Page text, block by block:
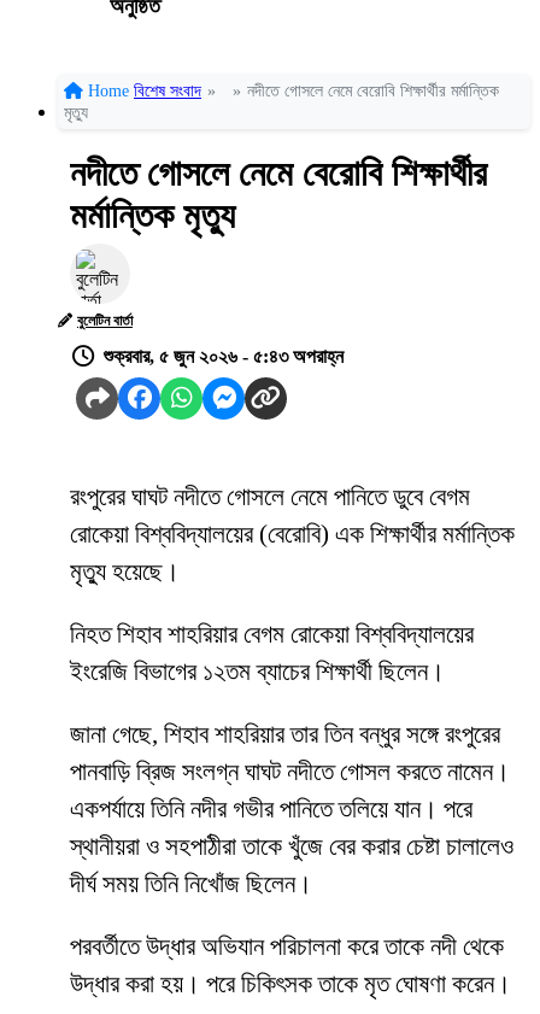
অনুষ্ঠিত
Home বিশেষ সংবাদ » » নদীতে গোসলে নেমে বেরোবি শিক্ষার্থীর মর্মান্তিক
মৃত্যু
নদীতে গোসলে নেমে বেরোবি শিক্ষার্থীর
মর্মান্তিক মৃত্যু
বুলেটিন বার্তা
শুক্রবার, ৫ জুন ২০২৬ - ৫:৪৩ অপরাহ্ন
রংপুরের ঘাঘট নদীতে গোসলে নেমে পানিতে ডুবে বেগম
রোকেয়া বিশ্ববিদ্যালয়ের (বেরোবি) এক শিক্ষার্থীর মর্মান্তিক
মৃত্যু হয়েছে।
নিহত শিহাব শাহরিয়ার বেগম রোকেয়া বিশ্ববিদ্যালয়ের
ইংরেজি বিভাগের ১২তম ব্যাচের শিক্ষার্থী ছিলেন।
জানা গেছে, শিহাব শাহরিয়ার তার তিন বন্ধুর সঙ্গে রংপুরের
পানবাড়ি ব্রিজ সংলগ্ন ঘাঘট নদীতে গোসল করতে নামেন।
একপর্যায়ে তিনি নদীর গভীর পানিতে তলিয়ে যান। পরে
স্থানীয়রা ও সহপাঠীরা তাকে খুঁজে বের করার চেষ্টা চালালেও
দীর্ঘ সময় তিনি নিখোঁজ ছিলেন।
পরবর্তীতে উদ্ধার অভিযান পরিচালনা করে তাকে নদী থেকে
উদ্ধার করা হয়। পরে চিকিৎসক তাকে মৃত ঘোষণা করেন।